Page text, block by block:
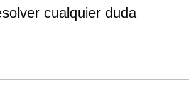
cualquier duda